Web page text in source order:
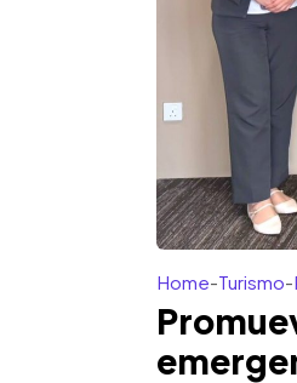
Home-Turismo-